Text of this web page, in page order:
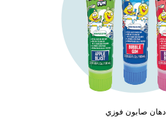
دهان صابون فوزي